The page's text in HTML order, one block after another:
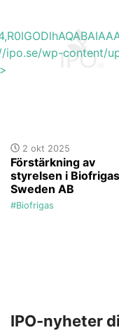
wp-content/
2 okt 2025
Förstärkning av
styrelsen i Biofrigas
Sweden AB
#Biofrigas
IPO-nyheter